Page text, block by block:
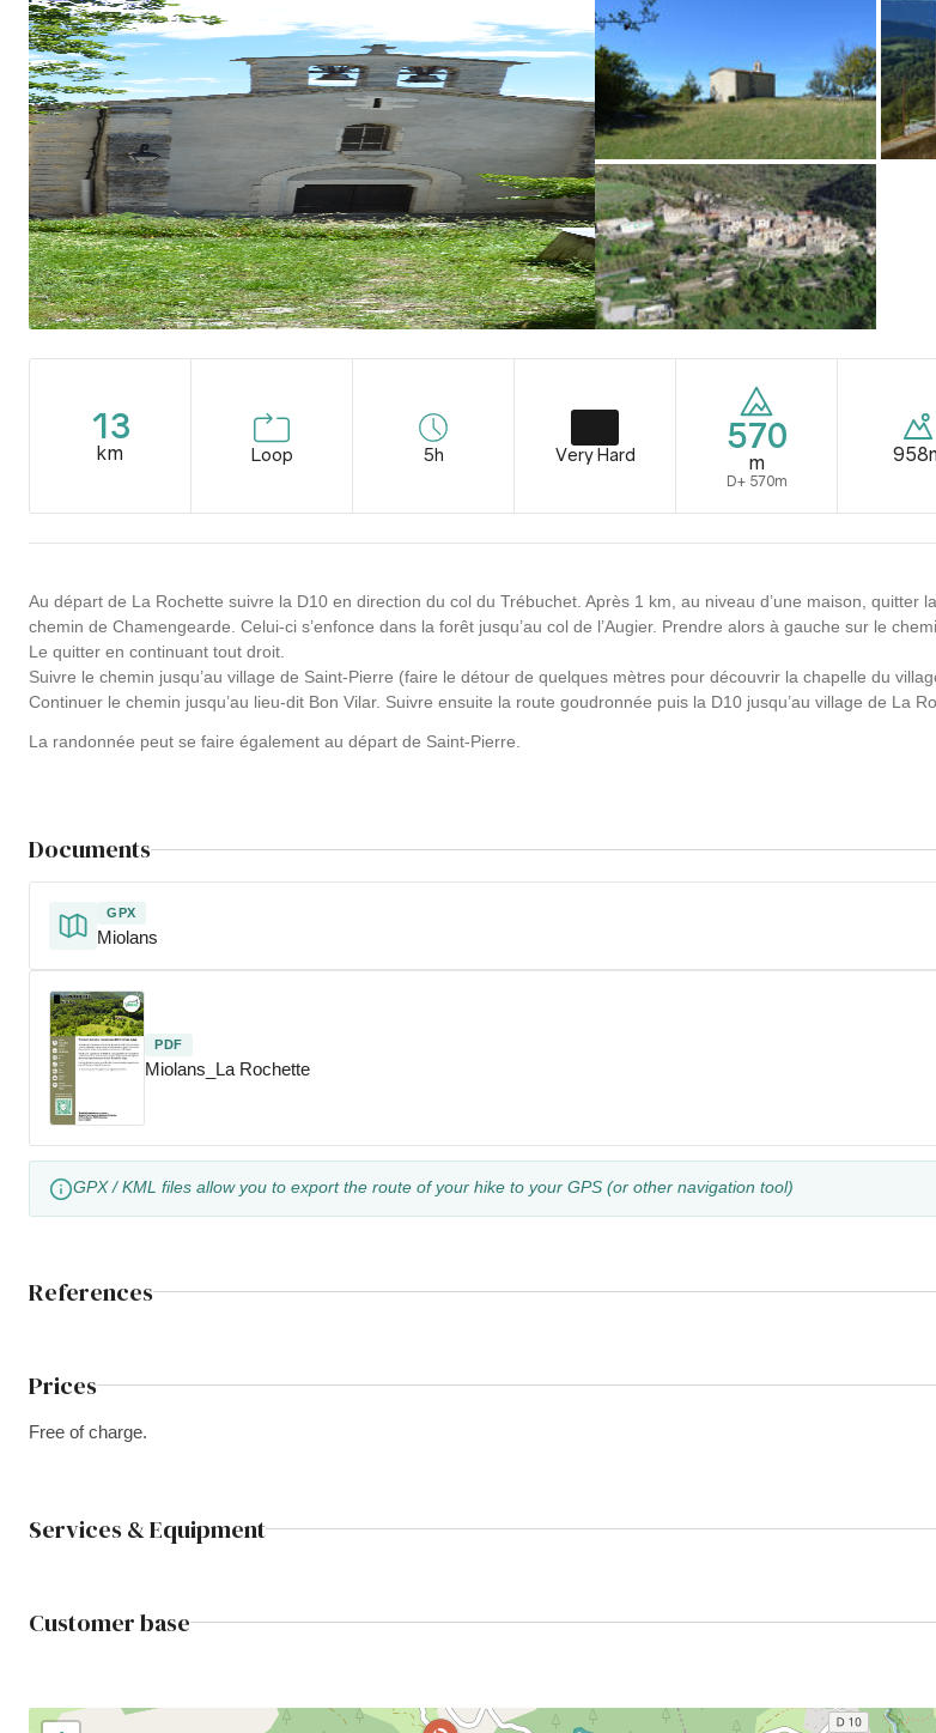
13
km Loop 5h Very Hard 570
m
D+ 570m
Au départ de La Rochette suivre la D10 en direction du col du Trébuchet. Après 1 km, au niveau d’une maison, quitter
chemin de Chamengearde. Celui-ci s’enfonce dans la forêt jusqu’au col de l’Augier. Prendre alors à gauche sur le
Le quitter en continuant tout droit.
Suivre le chemin jusqu’au village de Saint-Pierre (faire le détour de quelques mètres pour découvrir la chapelle du
Continuer le chemin jusqu’au lieu-dit Bon Vilar. Suivre ensuite la route goudronnée puis la D10 jusqu’au village de La
La randonnée peut se faire également au départ de Saint-Pierre.
Documents
GPX
Miolans
PDF
Miolans_La Rochette
GPX / KML files allow you to export the route of your hike to your GPS (or other navigation tool)
References
Prices
Free of charge.
Services & Equipment
Customer base